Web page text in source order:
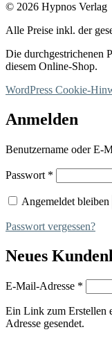
© 2026 Hypnos Verlag
Alle Preise inkl. der
Die durchgestrichenen
diesem Online-Shop.
WordPress Cookie-
Anmelden
Benutzername oder E-
Passwort *
Angemeldet bleiben
Passwort vergessen?
Neues
E-Mail-Adresse *
Ein Link zum Erstellen
Adresse gesendet.